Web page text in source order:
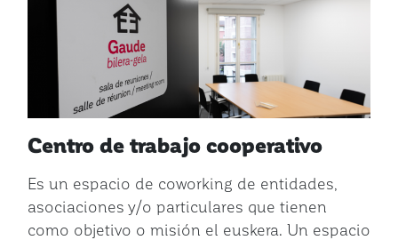
Centro de trabajo cooperativo
Es un espacio de coworking de entidades,
asociaciones y/o particulares que tienen
como objetivo o misión el euskera. Un espacio